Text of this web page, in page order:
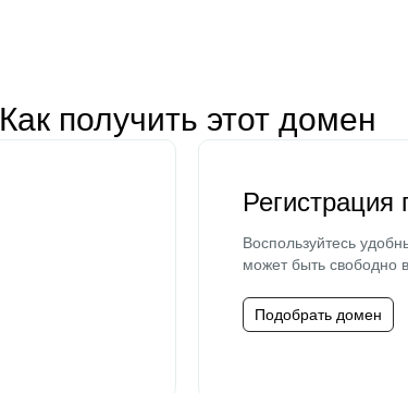
Как получить этот домен
Регистрация
Воспользуйтесь
может быть свободно
Подобрать домен